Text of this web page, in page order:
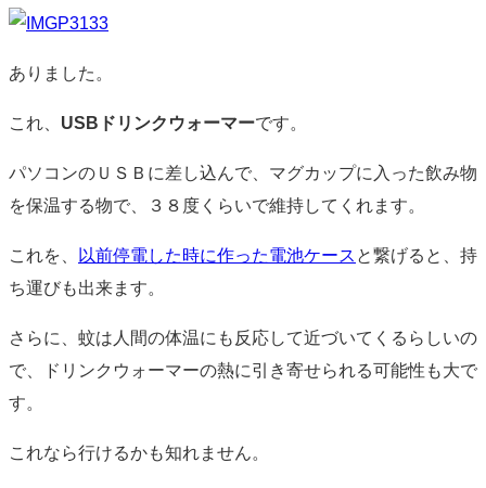
ありました。
これ、 USBドリンクウォーマーです。
パソコンのＵＳＢに差し込んで、マグカップに入った飲み物
を保温する物で、３８度くらいで維持してくれます。
これを、 以前停電した時に作った電池ケース と繋げると、持
ち運びも出来ます。
さらに、蚊は人間の体温にも反応して近づいてくるらしいの
で、ドリンクウォーマーの熱に引き寄せられる可能性も大で
す。
これなら行けるかも知れません。